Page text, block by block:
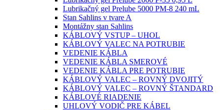
Lubrikačný gel Prelube 5000 PM-8 240 mL
Stan Sahlins v tvare A
Montážny stan Sahlins
KÁBLOVÝ VSTUP – UHOL
KÁBLOVÝ VALEC NA POTRUBIE
VEDENIE KÁBLA
VEDENIE KÁBLA SMEROVÉ
VEDENIE KÁBLA PRE POTRUBIE
KÁBLOVÝ VALEC – ROVNÝ DVOJITÝ
KÁBLOVÝ VALEC – ROVNÝ ŠTANDARD
KÁBLOVÉ RIADENIE
UHLOVÝ VODIČ PRE KÁBEL